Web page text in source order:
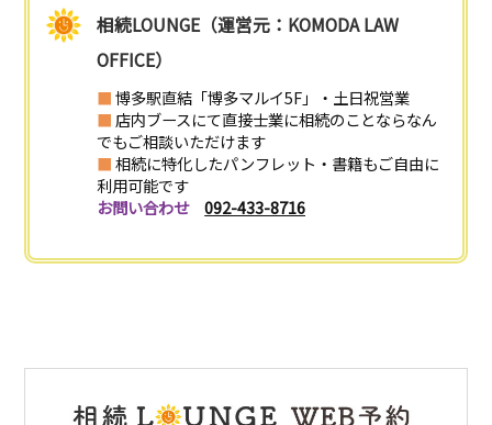
相続LOUNGE（運営元：KOMODA LAW
OFFICE）
■博多駅直結「博多マルイ5F」・土日祝営業
■ 店内ブースにて直接士業に相続のことならなん
でもご相談いただけます
■相続に特化したパンフレット・書籍もご自由に
利用可能です
お問い合わせ
092-433-8716